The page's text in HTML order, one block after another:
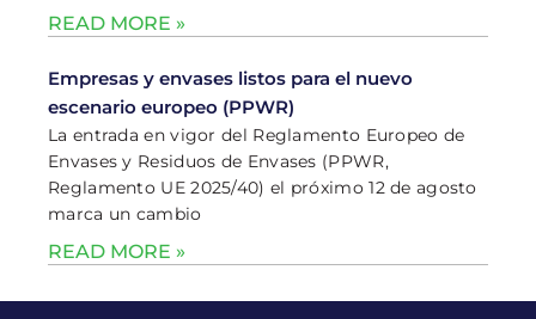
READ MORE »
Empresas y envases listos para el nuevo
escenario europeo (PPWR)
La entrada en vigor del Reglamento Europeo de
Envases y Residuos de Envases (PPWR,
Reglamento UE 2025/40) el próximo 12 de agosto
marca un cambio
READ MORE »